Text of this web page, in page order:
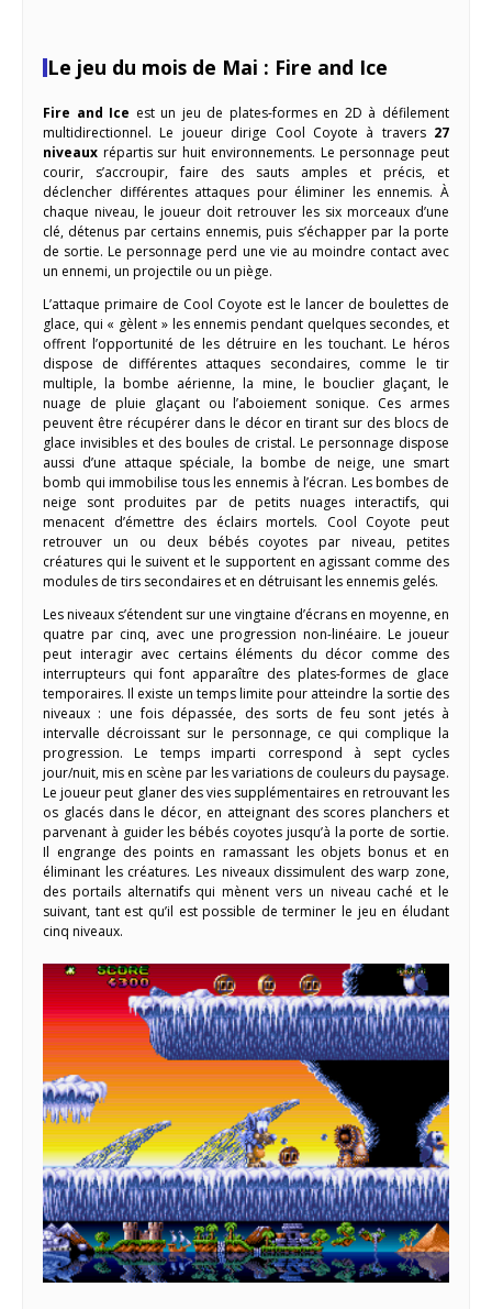
Le jeu du mois de Mai : Fire and Ice
Fire and Ice est un jeu de plates-formes en 2D à défilement
multidirectionnel. Le joueur dirige Cool Coyote à travers 27
niveaux répartis sur huit environnements. Le personnage peut
courir, s’accroupir, faire des sauts amples et précis, et
déclencher différentes attaques pour éliminer les ennemis. À
chaque niveau, le joueur doit retrouver les six morceaux d’une
clé, détenus par certains ennemis, puis s’échapper par la porte
de sortie. Le personnage perd une vie au moindre contact avec
un ennemi, un projectile ou un piège.
L’attaque primaire de Cool Coyote est le lancer de boulettes de
glace, qui « gèlent » les ennemis pendant quelques secondes, et
offrent l’opportunité de les détruire en les touchant. Le héros
dispose de différentes attaques secondaires, comme le tir
multiple, la bombe aérienne, la mine, le bouclier glaçant, le
nuage de pluie glaçant ou l’aboiement sonique. Ces armes
peuvent être récupérer dans le décor en tirant sur des blocs de
glace invisibles et des boules de cristal. Le personnage dispose
aussi d’une attaque spéciale, la bombe de neige, une smart
bomb qui immobilise tous les ennemis à l’écran. Les bombes de
neige sont produites par de petits nuages interactifs, qui
menacent d’émettre des éclairs mortels. Cool Coyote peut
retrouver un ou deux bébés coyotes par niveau, petites
créatures qui le suivent et le supportent en agissant comme des
modules de tirs secondaires et en détruisant les ennemis gelés.
Les niveaux s’étendent sur une vingtaine d’écrans en moyenne, en
quatre par cinq, avec une progression non-linéaire. Le joueur
peut interagir avec certains éléments du décor comme des
interrupteurs qui font apparaître des plates-formes de glace
temporaires. Il existe un temps limite pour atteindre la sortie des
niveaux : une fois dépassée, des sorts de feu sont jetés à
intervalle décroissant sur le personnage, ce qui complique la
progression. Le temps imparti correspond à sept cycles
jour/nuit, mis en scène par les variations de couleurs du paysage.
Le joueur peut glaner des vies supplémentaires en retrouvant les
os glacés dans le décor, en atteignant des scores planchers et
parvenant à guider les bébés coyotes jusqu’à la porte de sortie.
Il engrange des points en ramassant les objets bonus et en
éliminant les créatures. Les niveaux dissimulent des warp zone,
des portails alternatifs qui mènent vers un niveau caché et le
suivant, tant est qu’il est possible de terminer le jeu en éludant
cinq niveaux.